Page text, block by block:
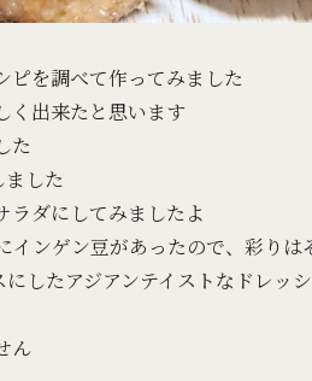
ピを調べて作ってみました
く出来たと思います
た
した
ラダにしてみましたよ
ンゲン豆があったので、彩りは
したアジアンテイストなドレッ
ん